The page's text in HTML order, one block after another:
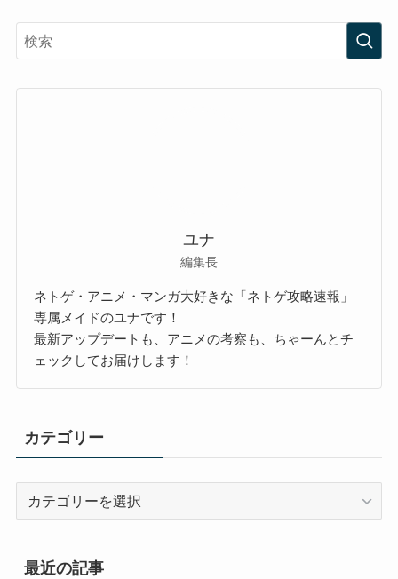
ユナ
編集長
ネトゲ・アニメ・マンガ大好きな「ネトゲ攻略速報」
専属メイドのユナです！
最新アップデートも、アニメの考察も、ちゃーんとチ
ェックしてお届けします！
カテゴリー
リ
最近の記事